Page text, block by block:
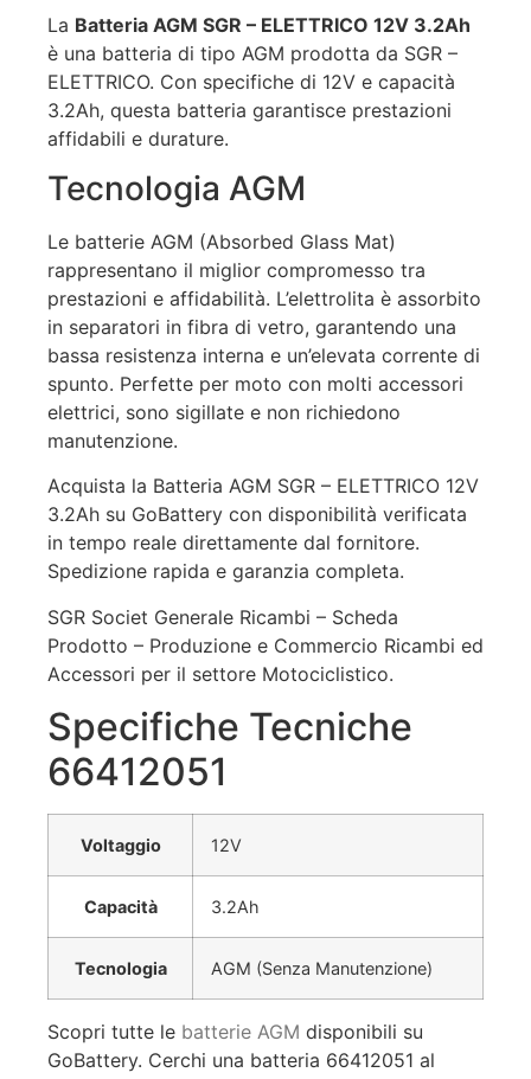
La Batteria AGM SGR – ELETTRICO 12V 3.2Ah
è una batteria di tipo AGM prodotta da SGR –
ELETTRICO. Con specifiche di 12V e capacità
3.2Ah, questa batteria garantisce prestazioni
affidabili e durature.
Tecnologia AGM
Le batterie AGM (Absorbed Glass Mat)
rappresentano il miglior compromesso tra
prestazioni e affidabilità. L’elettrolita è assorbito
in separatori in fibra di vetro, garantendo una
bassa resistenza interna e un’elevata corrente di
spunto. Perfette per moto con molti accessori
elettrici, sono sigillate e non richiedono
manutenzione.
Acquista la Batteria AGM SGR – ELETTRICO 12V
3.2Ah su GoBattery con disponibilità verificata
in tempo reale direttamente dal fornitore.
Spedizione rapida e garanzia completa.
SGR Societ Generale Ricambi – Scheda
Prodotto – Produzione e Commercio Ricambi ed
Accessori per il settore Motociclistico.
Specifiche Tecniche
66412051
Voltaggio 12V
Capacità 3.2Ah
Tecnologia AGM (Senza Manutenzione)
Scopri tutte le batterie AGM disponibili su
GoBattery. Cerchi una batteria 66412051 al